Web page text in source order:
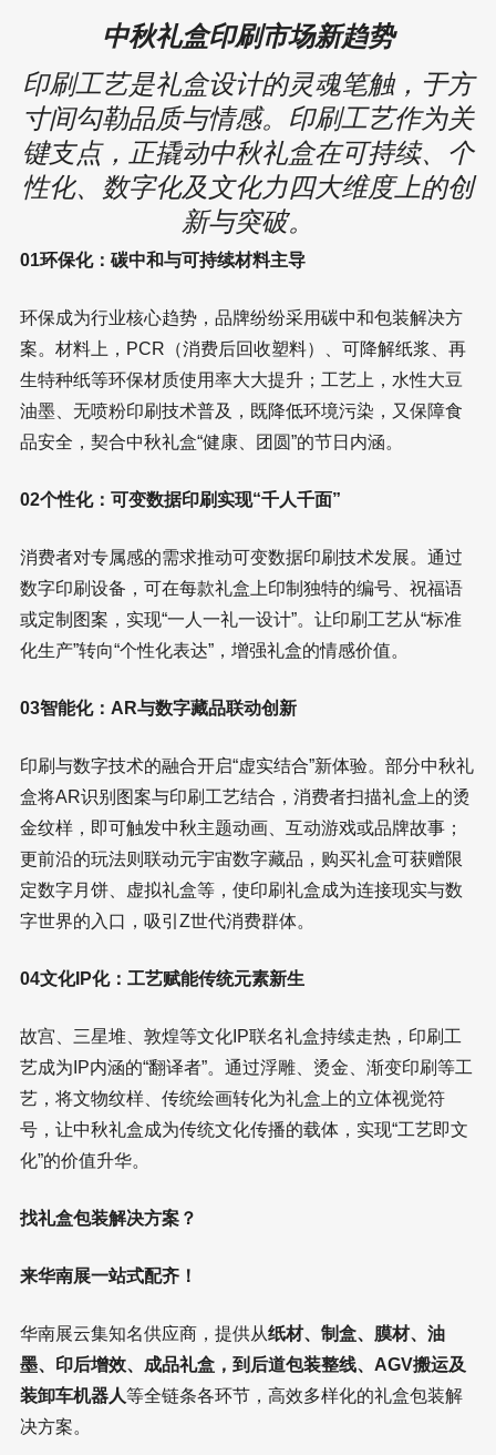
中秋礼盒印刷市场新趋势
印刷工艺是礼盒设计的灵魂笔触，于方
寸间勾勒品质与情感。印刷工艺作为关
键支点，正撬动中秋礼盒在可持续、个
性化、数字化及文化力四大维度上的创
新与突破。
01环保化：碳中和与可持续材料主导
环保成为行业核心趋势，品牌纷纷采用碳中和包装解决方
案。材料上，PCR（消费后回收塑料）、可降解纸浆、再
生特种纸等环保材质使用率大大提升；工艺上，水性大豆
油墨、无喷粉印刷技术普及，既降低环境污染，又保障食
品安全，契合中秋礼盒“健康、团圆”的节日内涵。
02个性化：可变数据印刷实现“千人千面”
消费者对专属感的需求推动可变数据印刷技术发展。通过
数字印刷设备，可在每款礼盒上印制独特的编号、祝福语
或定制图案，实现“一人一礼一设计”。让印刷工艺从“标准
化生产”转向“个性化表达”，增强礼盒的情感价值。
03智能化：AR与数字藏品联动创新
印刷与数字技术的融合开启“虚实结合”新体验。部分中秋礼
盒将AR识别图案与印刷工艺结合，消费者扫描礼盒上的烫
金纹样，即可触发中秋主题动画、互动游戏或品牌故事；
更前沿的玩法则联动元宇宙数字藏品，购买礼盒可获赠限
定数字月饼、虚拟礼盒等，使印刷礼盒成为连接现实与数
字世界的入口，吸引Z世代消费群体。
04文化IP化：工艺赋能传统元素新生
故宫、三星堆、敦煌等文化IP联名礼盒持续走热，印刷工
艺成为IP内涵的“翻译者”。通过浮雕、烫金、渐变印刷等工
艺，将文物纹样、传统绘画转化为礼盒上的立体视觉符
号，让中秋礼盒成为传统文化传播的载体，实现“工艺即文
化”的价值升华。
找礼盒包装解决方案？
来华南展一站式配齐！
华南展云集知名供应商，提供从纸材、制盒、膜材、油
墨、印后增效、成品礼盒，到后道包装整线、AGV搬运及
装卸车机器人等全链条各环节，高效多样化的礼盒包装解
决方案。